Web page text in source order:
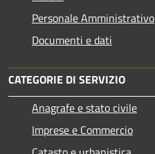
Personale Amministrativo
Documenti e dati
CATEGORIE DI SERVIZIO
Anagrafe e stato civile
Imprese e Commercio